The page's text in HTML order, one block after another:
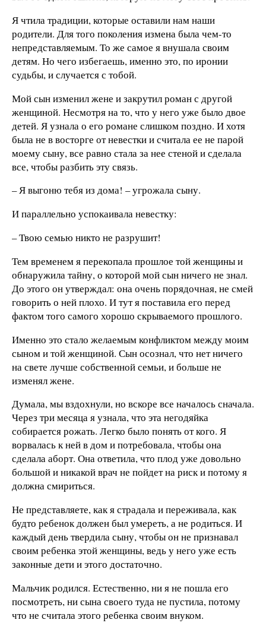
Я чтила традиции, которые оставили нам наши
родители. Для того поколения измена была чем-то
непредставляемым. То же самое я внушала своим
детям. Но чего избегаешь, именно это, по иронии
судьбы, и случается с тобой.
Мой сын изменил жене и закрутил роман с другой
женщиной. Несмотря на то, что у него уже было двое
детей. Я узнала о его романе слишком поздно. И хотя
была не в восторге от невестки и считала ее не парой
моему сыну, все равно стала за нее стеной и сделала
все, чтобы разбить эту связь.
– Я выгоню тебя из дома! – угрожала сыну.
И параллельно успокаивала невестку:
– Твою семью никто не разрушит!
Тем временем я перекопала прошлое той женщины и
обнаружила тайну, о которой мой сын ничего не знал.
До этого он утверждал: она очень порядочная, не смей
говорить о ней плохо. И тут я поставила его перед
фактом того самого хорошо скрываемого прошлого.
Именно это стало желаемым конфликтом между моим
сыном и той женщиной. Сын осознал, что нет ничего
на свете лучше собственной семьи, и больше не
изменял жене.
Думала, мы вздохнули, но вскоре все началось сначала.
Через три месяца я узнала, что эта негодяйка
собирается рожать. Легко было понять от кого. Я
ворвалась к ней в дом и потребовала, чтобы она
сделала аборт. Она ответила, что плод уже довольно
большой и никакой врач не пойдет на риск и потому я
должна смириться.
Не представляете, как я страдала и переживала, как
будто ребенок должен был умереть, а не родиться. И
каждый день твердила сыну, чтобы он не признавал
своим ребенка этой женщины, ведь у него уже есть
законные дети и этого достаточно.
Мальчик родился. Естественно, ни я не пошла его
посмотреть, ни сына своего туда не пустила, потому
что не считала этого ребенка своим внуком.